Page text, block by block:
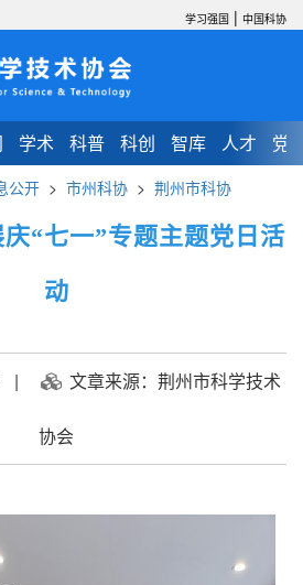
学术 科普 科创 智库 人才 党
学习强国 | 中国科协
公开 > 市州科协 > 荆州市科协
“七一”专题主题党日活
动
| 文章来源：荆州市科学技术
协会